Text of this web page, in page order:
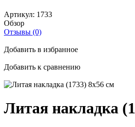
Артикул: 1733
Обзор
Отзывы (0)
Добавить в избранное
Добавить к сравнению
Литая накладка